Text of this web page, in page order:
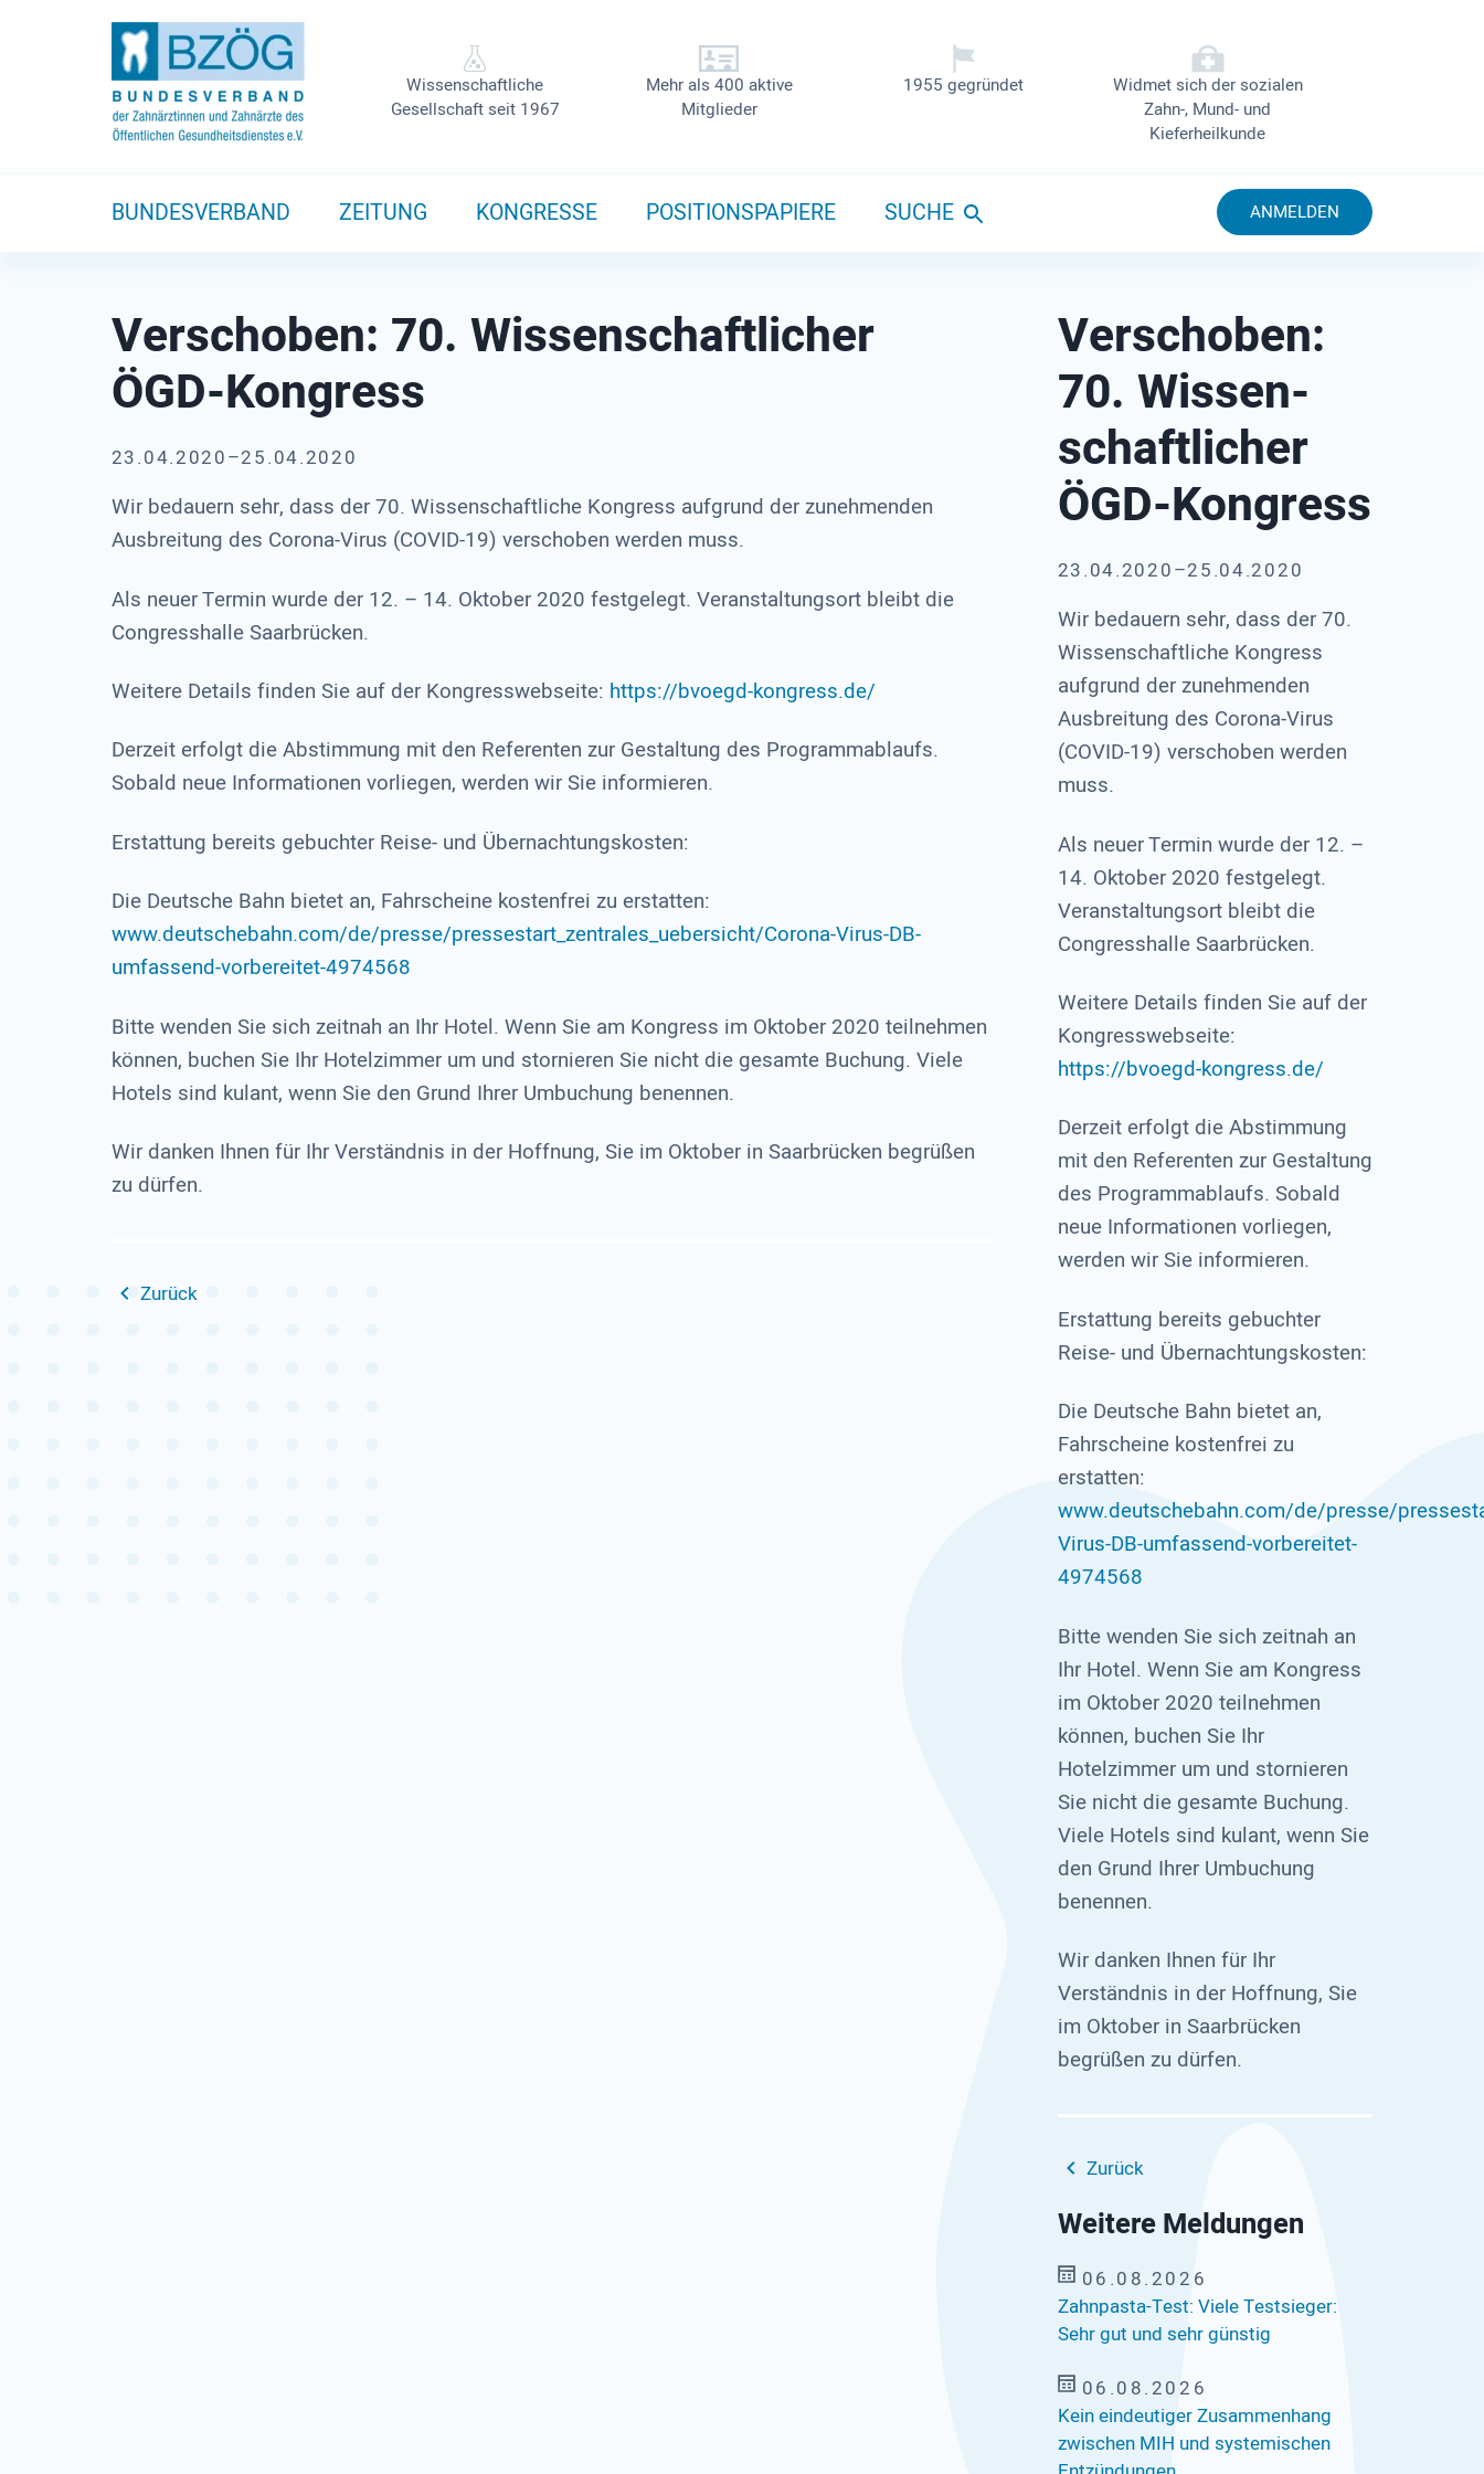
Wissenschaftliche
Gesellschaft seit 1967
Mehr als 400 aktive
Mitglieder
1955 gegründet
Widmet sich der sozialen
Zahn-, Mund- und
Kieferheilkunde
BUNDESVERBAND ZEITUNG KONGRESSE POSITIONSPAPIERE SUCHE ANMELDEN
Verschoben: 70. Wissen­schaft­licher
ÖGD-Kongress
23.04.2020–25.04.2020
Wir bedauern sehr, dass der 70. Wissenschaftliche Kongress aufgrund der zunehmenden
Ausbreitung des Corona-Virus (COVID-19) verschoben werden muss.
Als neuer Termin wurde der 12. – 14. Oktober 2020 festgelegt. Veranstaltungsort bleibt die
Congresshalle Saarbrücken.
Weitere Details finden Sie auf der Kongresswebseite: https://bvoegd-kongress.de/
Derzeit erfolgt die Abstimmung mit den Referenten zur Gestaltung des Programmablaufs.
Sobald neue Informationen vorliegen, werden wir Sie informieren.
Erstattung bereits gebuchter Reise- und Übernachtungskosten:
Die Deutsche Bahn bietet an, Fahrscheine kostenfrei zu erstatten:
www.deutschebahn.com/de/presse/pressestart_zentrales_uebersicht/Corona-Virus-DB-
umfassend-vorbereitet-4974568
Bitte wenden Sie sich zeitnah an Ihr Hotel. Wenn Sie am Kongress im Oktober 2020 teilnehmen
können, buchen Sie Ihr Hotelzimmer um und stornieren Sie nicht die gesamte Buchung. Viele
Hotels sind kulant, wenn Sie den Grund Ihrer Umbuchung benennen.
Wir danken Ihnen für Ihr Verständnis in der Hoffnung, Sie im Oktober in Saarbrücken begrüßen
zu dürfen.
Zurück
Verschoben:
70. Wissen­
schaft­licher
ÖGD-Kongress
23.04.2020–25.04.2020
Wir bedauern sehr, dass der 70.
Wissenschaftliche Kongress
aufgrund der zunehmenden
Ausbreitung des Corona-Virus
(COVID-19) verschoben werden
muss.
Als neuer Termin wurde der 12. –
14. Oktober 2020 festgelegt.
Veranstaltungsort bleibt die
Congresshalle Saarbrücken.
Weitere Details finden Sie auf der
Kongresswebseite:
https://bvoegd-kongress.de/
Derzeit erfolgt die Abstimmung
mit den Referenten zur Gestaltung
des Programmablaufs. Sobald
neue Informationen vorliegen,
werden wir Sie informieren.
Erstattung bereits gebuchter
Reise- und Übernachtungskosten:
Die Deutsche Bahn bietet an,
Fahrscheine kostenfrei zu
erstatten:
www.deutschebahn.com/de/presse/
Virus-DB-umfassend-vorbereitet-
4974568
Bitte wenden Sie sich zeitnah an
Ihr Hotel. Wenn Sie am Kongress
im Oktober 2020 teilnehmen
können, buchen Sie Ihr
Hotelzimmer um und stornieren
Sie nicht die gesamte Buchung.
Viele Hotels sind kulant, wenn Sie
den Grund Ihrer Umbuchung
benennen.
Wir danken Ihnen für Ihr
Verständnis in der Hoffnung, Sie
im Oktober in Saarbrücken
begrüßen zu dürfen.
Zurück
Weitere Meldungen
06.08.2026
Zahnpasta-Test: Viele Testsieger:
Sehr gut und sehr günstig
06.08.2026
Kein eindeutiger Zusammenhang
zwischen MIH und systemischen